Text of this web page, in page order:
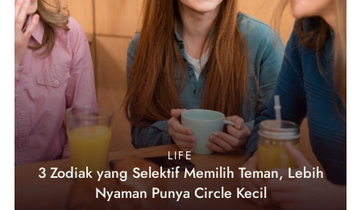
LIFE
3 Zodiak yang Selektif Memilih Teman, Lebih
Nyaman Punya Circle Kecil